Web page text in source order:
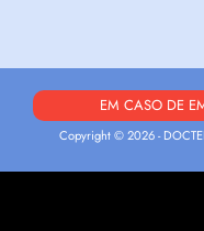
EM CASO DE
Copyright © 2026 -